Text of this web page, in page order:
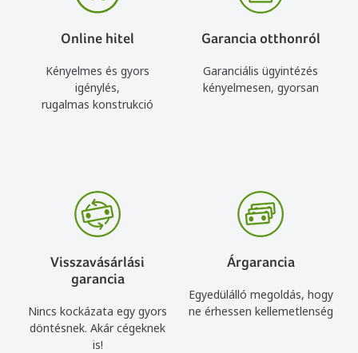
Online hitel
Kényelmes és gyors
igénylés,
rugalmas konstrukció
Garancia otthonról
Garanciális ügyintézés
kényelmesen, gyorsan
Visszavásárlási
garancia
Nincs kockázata egy gyors
döntésnek. Akár cégeknek
is!
Árgarancia
Egyedülálló megoldás, hogy
ne érhessen kellemetlenség